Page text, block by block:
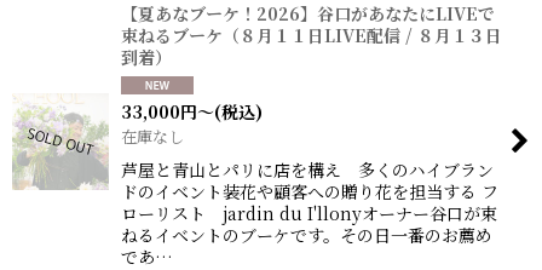
並び順:
絞り込む
【夏あなブーケ！2026】谷口があなたにLIVEで
束ねるブーケ（８月１１日LIVE配信 / ８月１３日
到着）
33,000円～(税込)
在庫なし
芦屋と青山とパリに店を構え 多くのハイブラン
ドのイベント装花や顧客への贈り花を担当する フ
ローリスト jardin du I'llonyオーナー谷口が束
ねるイベントのブーケです。その日一番のお薦め
であ…